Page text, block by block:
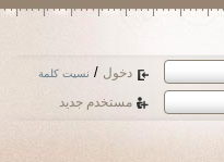
دخول / نسيت كلمة
مستخدم جديد